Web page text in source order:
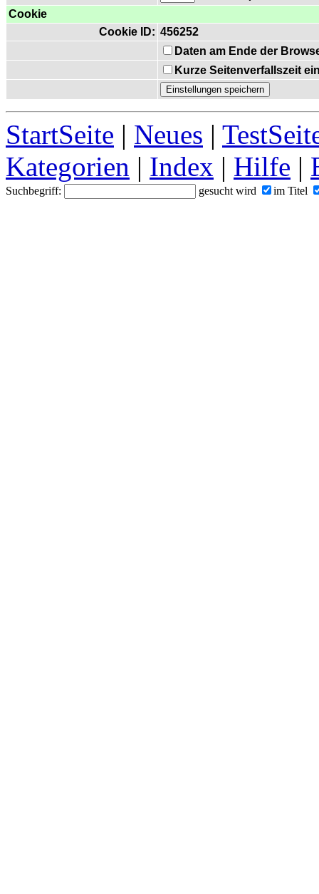
Cookie
Cookie ID: 456252
Daten am Ende der
Kurze Seitenverfallszeit
StartSeite | Neues |
Kategorien | Index | Hilfe |
Suchbegriff: gesucht wird im Titel